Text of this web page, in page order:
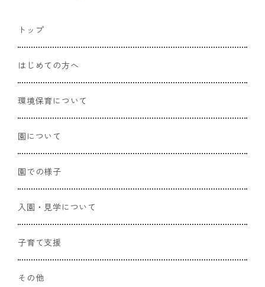
トップ
はじめての方へ
環境保育について
園について
園での様子
入園・見学について
子育て支援
その他